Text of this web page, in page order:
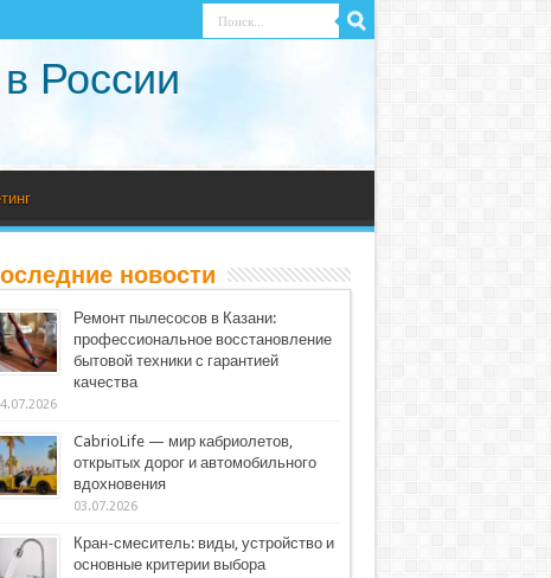
России
новости
Ремонт пылесосов в Казани:
профессиональное восстановление
бытовой техники с гарантией
качества
CabrioLife — мир кабриолетов,
открытых дорог и автомобильного
вдохновения
03.07.2026
Кран-смеситель: виды, устройство и
основные критерии выбора